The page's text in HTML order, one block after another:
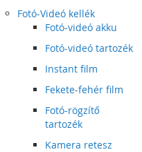
Fotó-Videó kellék
Fotó-videó akku
Fotó-videó tartozék
Instant film
Fekete-fehér film
Fotó-rögzítő
tartozék
Kamera retesz